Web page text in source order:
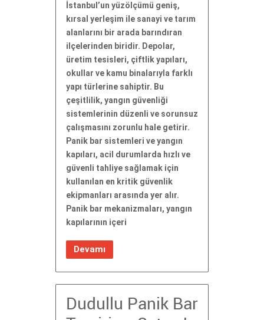
İstanbul’un yüzölçümü geniş,
kırsal yerleşim ile sanayi ve tarım
alanlarını bir arada barındıran
ilçelerinden biridir. Depolar,
üretim tesisleri, çiftlik yapıları,
okullar ve kamu binalarıyla farklı
yapı türlerine sahiptir. Bu
çeşitlilik, yangın güvenliği
sistemlerinin düzenli ve sorunsuz
çalışmasını zorunlu hale getirir.
Panik bar sistemleri ve yangın
kapıları, acil durumlarda hızlı ve
güvenli tahliye sağlamak için
kullanılan en kritik güvenlik
ekipmanları arasında yer alır.
Panik bar mekanizmaları, yangın
kapılarının içeri
Devamı
Dudullu Panik Bar